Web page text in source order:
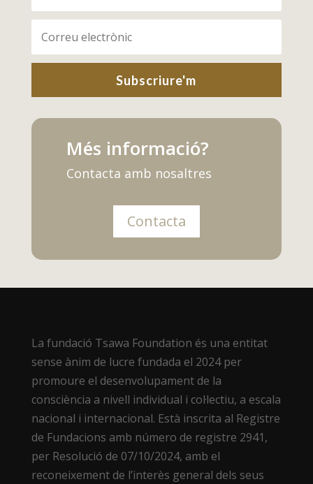
Subscriure'm
Més informació?
Contacta amb nosaltres
Contacta
La fundació Tsawa Foundation és una entitat
sense ànim de lucre fundada el 2024 per
promoure el desenvolupament de la
consciència a nivell individual i col·lectiu, a escala
nacional i internacional. Està inscrita al Registre
de Fundacions amb número de registre 2941,
per Resolució de 07/10/2024, amb el
reconeixement de l’interès general dels seus